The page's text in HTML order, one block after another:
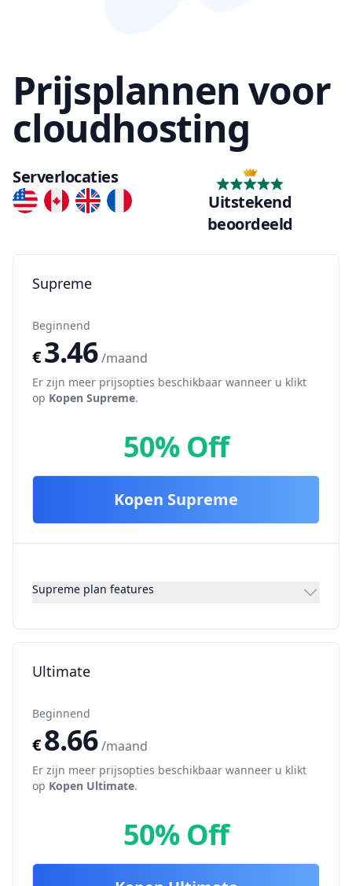
Prijsplannen voor
cloudhosting
Serverlocaties
Uitstekend
beoordeeld
Supreme
Beginnend
€ 3.46/maand
Er zijn meer prijsopties beschikbaar wanneer u klikt
op Kopen Supreme.
50% Off
Kopen Supreme
Supreme plan features
Ultimate
Beginnend
€ 8.66/maand
Er zijn meer prijsopties beschikbaar wanneer u klikt
op Kopen Ultimate.
50% Off